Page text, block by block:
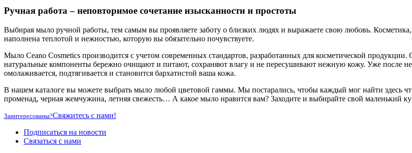
Ручная работа – неповторимое сочетание изысканности и простоты
Выбирая мыло ручной работы, тем самым вы проявляете заботу о близких людях и выражаете свою любовь.
наполнена теплотой и нежностью, которую вы обязательно почувствуете.
Мыло Ceano Cosmetics производится с учетом современных стандартов, разработанных для косметической
натуральные компоненты бережно очищают и питают, сохраняют влагу и не пересушивают нежную кожу. Уже после
омолаживается, подтягивается и становится бархатистой ваша кожа.
В нашем каталоге вы можете выбрать мыло любой цветовой гаммы. Мы постарались, чтобы каждый мог найти здесь
променад, черная жемчужина, летняя свежесть… А какое мыло нравится вам? Заходите и выбирайте свой маленький
Заинтересованы?Свяжитесь с нами!
Подписаться на новости
Cвязаться с нами